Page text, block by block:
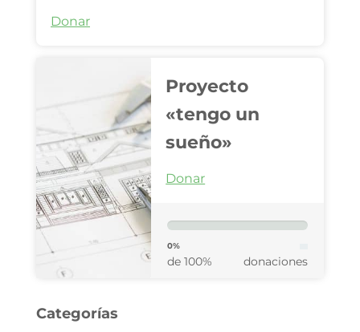
Donar
Proyecto
«tengo un
sueño»
Donar
0%
de 100% donaciones
Categorías